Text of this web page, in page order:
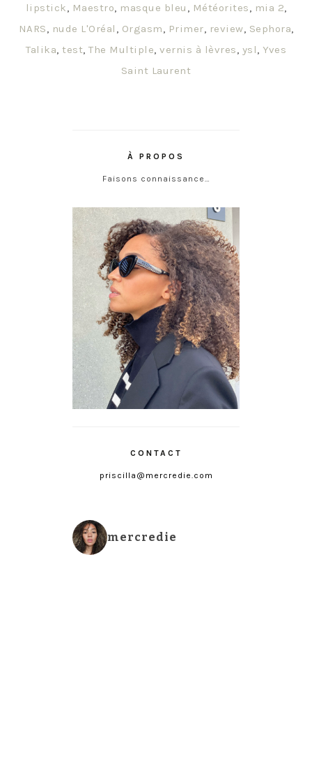
lipstick
Maestro masque bleu Météorites mia 2
NARS
nude L'Oréal Orgasm Primer review Sephora
Talika test The Multiple vernis à lèvres ysl
Yves
Saint Laurent
À PROPOS
Faisons connaissance…
CONTACT
priscilla@mercredie.com
mercredie